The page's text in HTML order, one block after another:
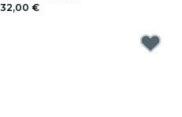
32,00 €